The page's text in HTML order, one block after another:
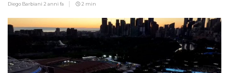
Diego Barbiani 2 anni fa 2 min